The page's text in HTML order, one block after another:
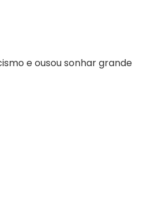
e ousou sonhar grande